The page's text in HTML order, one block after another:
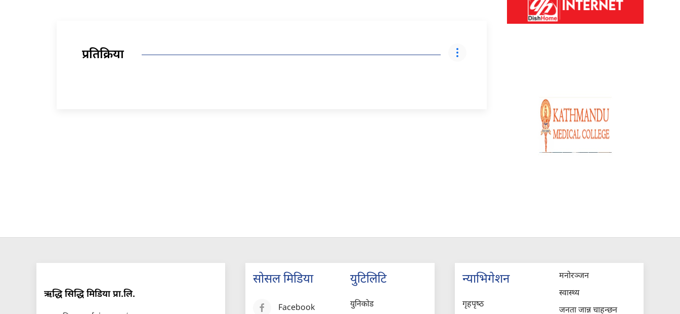
प्रतिक्रिया
ऋद्धि सिद्धि मिडिया प्रा.लि.
सोसल मिडिया
Facebook
युटिलिटि
युनिकोड
न्याभिगेशन
गृहपृष्‍ठ
मनोरञ्जन
स्वास्थ्य
जनता जान्न चाहन्छन